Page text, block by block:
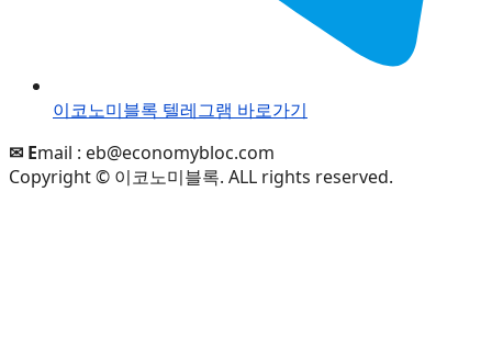
이코노미블록 텔레그램 바로가기
✉ Email : eb@economybloc.com
Copyright © 이코노미블록. ALL rights reserved.